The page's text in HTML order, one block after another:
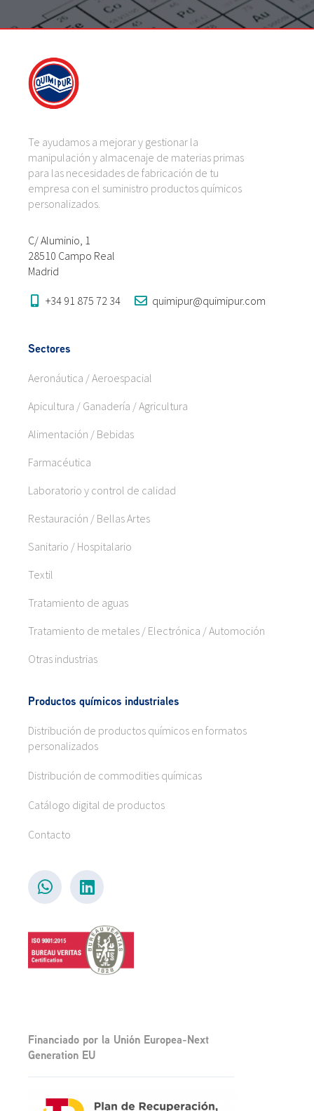
Te ayudamos a mejorar y gestionar la
manipulación y almacenaje de materias primas
para las necesidades de fabricación de tu
empresa con el suministro productos químicos
personalizados.
C/ Aluminio, 1
28510 Campo Real
Madrid
+34 91 875 72 34 quimipur@quimipur.com
Sectores
Aeronáutica / Aeroespacial
Apicultura / Ganadería / Agricultura
Alimentación / Bebidas
Farmacéutica
Laboratorio y control de calidad
Restauración / Bellas Artes
Sanitario / Hospitalario
Textil
Tratamiento de aguas
Tratamiento de metales / Electrónica / Automoción
Otras industrias
Productos químicos industriales
Distribución de productos químicos en formatos
personalizados
Distribución de commodities químicas
Catálogo digital de productos
Contacto
Financiado por la Unión Europea-Next
Generation EU